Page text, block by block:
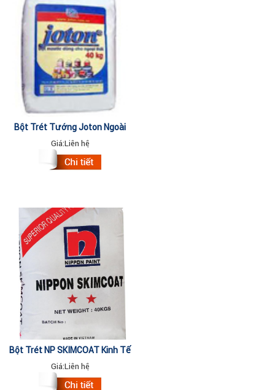
Bột Trét Tường Joton Ngoài
Trời 40kg
Giá:Liên hệ
Bột Trét NP SKIMCOAT Kinh Tế
40kg
Giá:Liên hệ